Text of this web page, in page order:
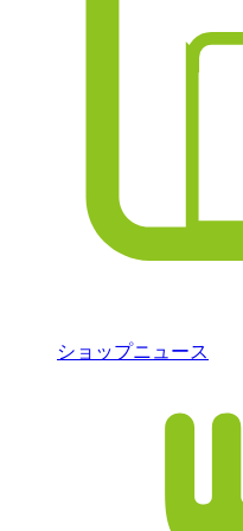
ショップニュース